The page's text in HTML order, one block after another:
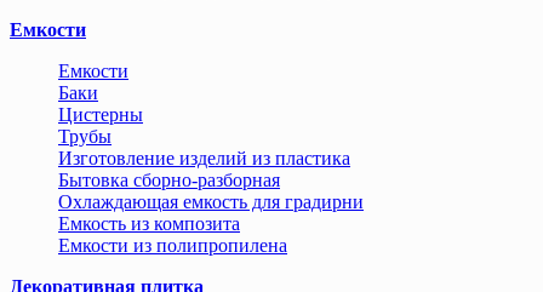
Емкости
Емкости
Баки
Цистерны
Трубы
Изготовление изделий из пластика
Бытовка сборно-разборная
Охлаждающая емкость для градирни
Емкость из композита
Емкости из полипропилена
Декоративная плитка